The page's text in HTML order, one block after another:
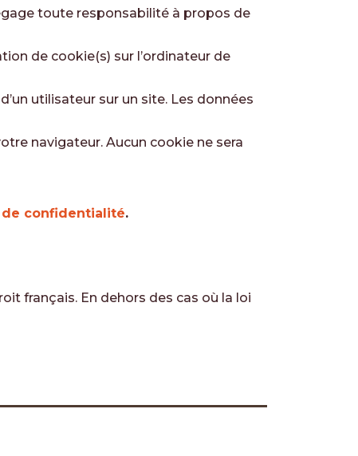
toute responsabilité à propos de
de cookie(s) sur l’ordinateur de
utilisateur sur un site. Les données
navigateur. Aucun cookie ne sera
confidentialité.
français. En dehors des cas où la loi